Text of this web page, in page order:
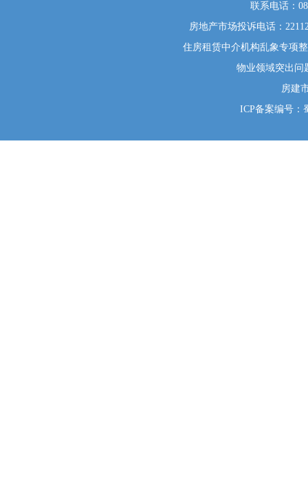
联系电话：
房地产市场投诉电话：
住房租赁中介机构乱象专项
物业领域突出问
房建
ICP备案编号：